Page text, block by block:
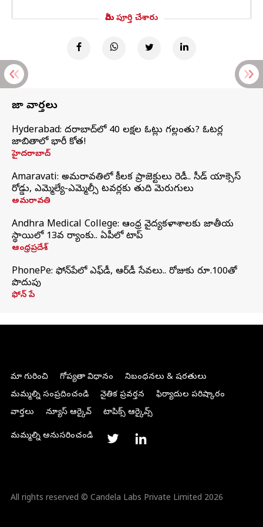
మీరు పూర్తి చేశారు
తాజా వార్తలు
Hyderabad: హైదరాబాద్‌లో 40 లక్షల ఓట్లు గల్లంతు? ఓటర్ల
జాబితాలో భారీ కోత!
హైదరాబాద్
Amaravati: అమరావతిలో కీలక ప్రాజెక్టులు రెడీ.. సీడ్‌ యాక్సెస్‌
రోడ్డు, ఎమ్మెల్యే-ఎమ్మెల్సీ టవర్లకు తుది మెరుగులు
అమరావతి
Andhra Medical College: ఆంధ్ర వైద్యకళాశాలకు జాతీయ
స్థాయిలో 13వ ర్యాంకు.. ఏపీలో టాప్
ఆంధ్రప్రదేశ్
PhonePe: ఫోన్‌పేలో ఎఫ్‌డీ, ఆర్‌డీ సేవలు.. రోజుకు రూ.100తో
పొదుపు
ఫోన్‌ పే
మా గురించి గోప్యతా విధానం
నిబంధనలు & షరతులు
మమ్మల్ని సంప్రదించండి
నైతిక ప్రవర్తన
ఫిర్యాదుల పరిష్కారం
వార్తలు
న్యూస్ ఆర్కైవ్ టాపిక్స్ ఆర్కైవ్స్
మమ్మల్ని అనుసరించండి
All rights reserved © Candela Labs Private Limited 2026